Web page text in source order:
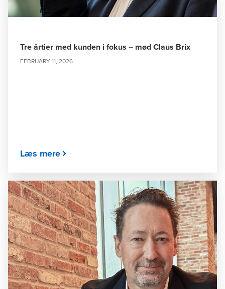
Tre årtier med kunden i fokus – mød Claus Brix
FEBRUARY 11, 2026
Læs mere